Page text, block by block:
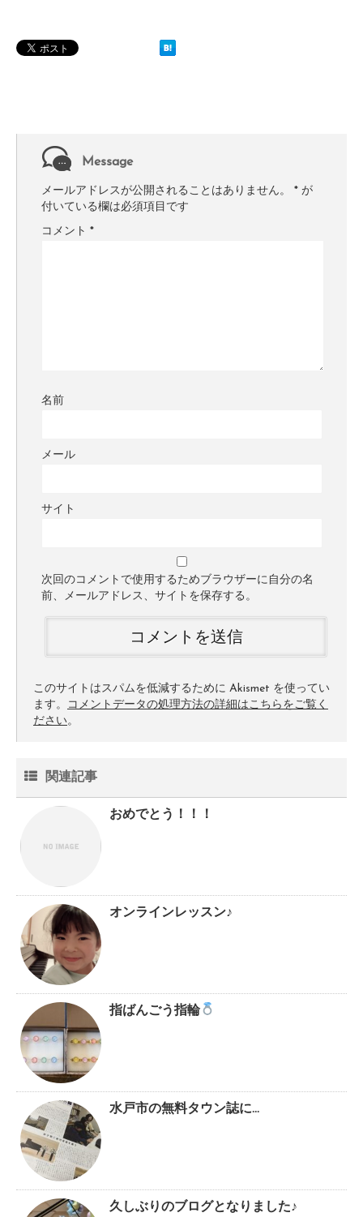
Message
メールアドレスが公開されることはありません。 * が
付いている欄は必須項目です
コメント *
名前
メール
サイト
次回のコメントで使用するためブラウザーに自分の名
前、メールアドレス、サイトを保存する。
このサイトはスパムを低減するために Akismet を使ってい
ます。
コメントデータの処理方法の詳細はこちらをご覧く
ださい。
関連記事
おめでとう！！！
オンラインレッスン♪
指ばんごう指輪
水戸市の無料タウン誌に…
久しぶりのブログとなりました♪